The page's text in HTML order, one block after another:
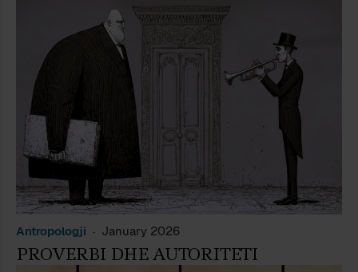
Antropologji January 2026
PROVERBI DHE AUTORITETI